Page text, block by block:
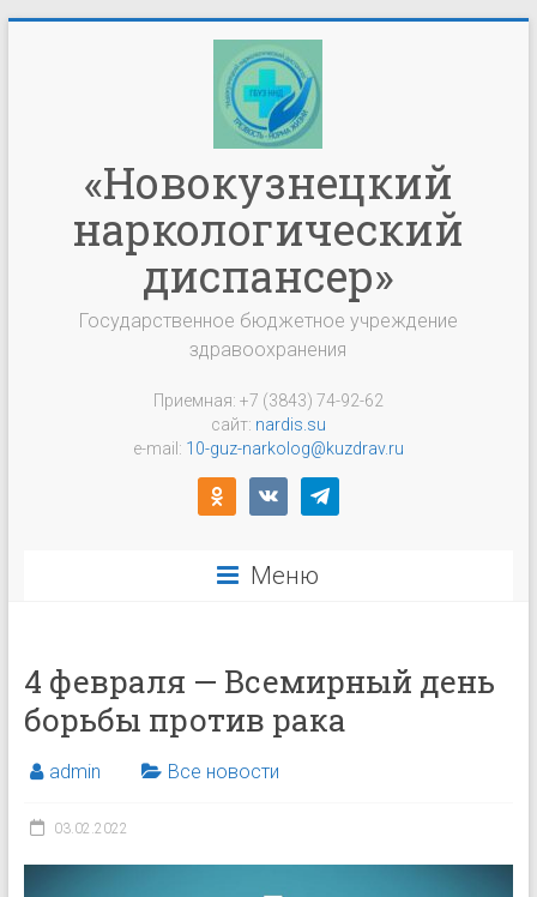
«Новокузнецкий
наркологический
диспансер»
Государственное бюджетное учреждение
здравоохранения
Приемная: +7 (3843) 74-92-62
сайт: nardis.su
e-mail: 10-guz-narkolog@kuzdrav.ru
odnoklassniki
vkontaktetelegram
Меню
4 февраля — Всемирный день
борьбы против рака
admin Все новости
03.02.2022